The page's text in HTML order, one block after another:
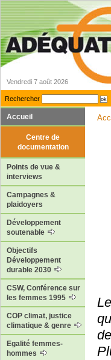
Vendredi 7 août 2026
Rechercher
Accueil
Centre de
documentation
Points de vue &
interviews
Campagnes &
plaidoyers
Développement
soutenable
Objectifs
Développement
durable 2030
CSW, Conférence sur
les femmes 1995
COP climat, justice
climatique & genre
Egalité femmes-
hommes